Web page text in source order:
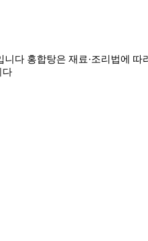
다 홍합탕은 재료·조리법에
다